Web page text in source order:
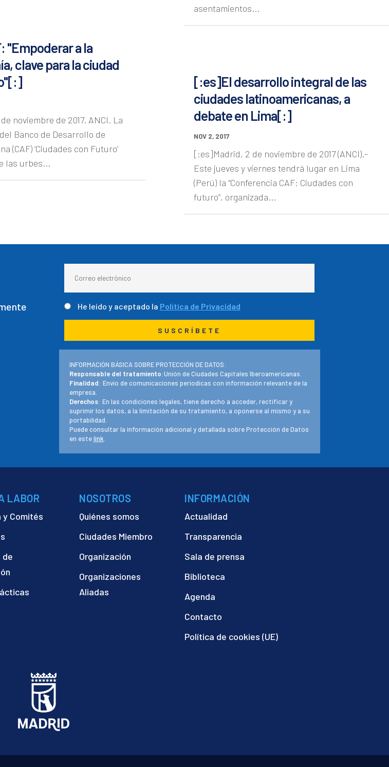
"Empoderar a la
clave para la ciudad
noviembre de 2017. ANCI. La
Banco de Desarrollo de
(CAF) ‘Ciudades con Futuro’
las urbes...
asentamientos...
[:es]El desarrollo integral de las
ciudades latinoamericanas, a
debate en Lima[:]
NOV 2, 2017
[:es]Madrid, 2 de noviembre de 2017 (ANCI).-
Este jueves y viernes tendrá lugar en Lima
(Perú) la “Conferencia CAF: Ciudades con
futuro”, organizada...
He leído y aceptado la Política de Privacidad
INFORMACIÓN BÁSICA SOBRE PROTECCIÓN DE DATOS:
Responsable del tratamiento:Unión de Ciudades Capitales Iberoamericanas.
Finalidad: Envío de comunicaciones periodicas con información relevante de la
empresa.
Derechos: En las condiciones legales, tiene derecho a acceder, rectificar y
suprimir los datos, a la limitación de su tratamiento, a oponerse al mismo y a su
portabilidad.
Puede consultar la información adicional y detallada sobre Protección de Datos
en estelink.
LABOR
y Comités
de
NOSOTROS
Quiénes somos
Ciudades Miembro
Organización
Organizaciones
Aliadas
INFORMACIÓN
Actualidad
Transparencia
Sala de prensa
Biblioteca
Agenda
Contacto
Política de cookies (UE)